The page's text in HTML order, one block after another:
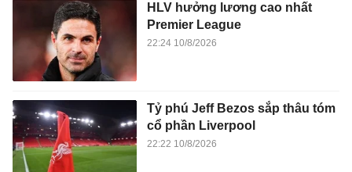
HLV hưởng lương cao nhất
Premier League
22:24 10/8/2026
Tỷ phú Jeff Bezos sắp thâu tóm
cổ phần Liverpool
22:22 10/8/2026